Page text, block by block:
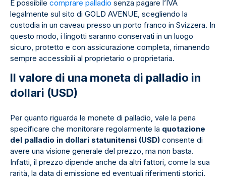
È possibile comprare palladio senza pagare l’IVA
legalmente sul sito di GOLD AVENUE, scegliendo la
custodia in un caveau presso un porto franco in Svizzera. In
questo modo, i lingotti saranno conservati in un luogo
sicuro, protetto e con assicurazione completa, rimanendo
sempre accessibili al proprietario o proprietaria.
Il valore di una moneta di palladio in
dollari (USD)
Per quanto riguarda le monete di palladio, vale la pena
specificare che monitorare regolarmente la quotazione
del palladio in dollari statunitensi (USD) consente di
avere una visione generale del prezzo, ma non basta.
Infatti, il prezzo dipende anche da altri fattori, come la sua
rarità, la data di emissione ed eventuali riferimenti storici.